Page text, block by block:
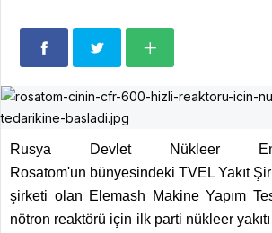
Rusya Devlet Nükleer
Rosatom'un bünyesindeki TVEL Yakıt
şirketi olan Elemash Makine Yapım
nötron reaktörü için ilk parti nükleer